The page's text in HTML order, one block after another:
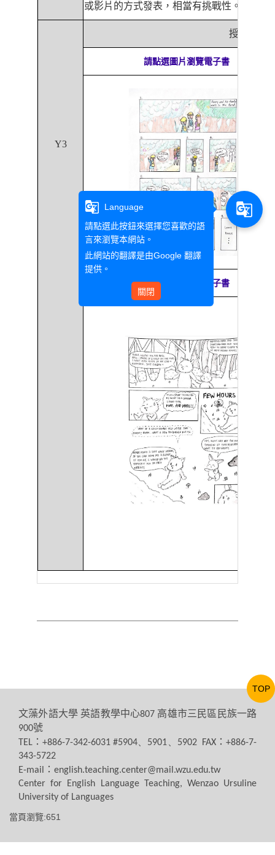
或影片的方式發表，相當有挑戰性。
Y3
授課教師
請點選圖片瀏覽電子書
請點選圖片瀏覽電子書
文藻外語大學 英語教學中心807 高雄市三民區民族一路
900號
TEL ：+886-7-342-6031 #5904、5901、5902 FAX：+886-7-
343-5722
E-mail
： english.teaching.center@mail.wzu.edu.tw
Center for English Language Teaching, Wenzao Ursuline
University of Languages
當頁瀏覽:651
TOP
g_translate
Language
請點選此按鈕來選擇您喜歡的語
言來瀏覽本網站。
此網站的翻譯是由Google 翻譯
提供。
關閉
g_translate